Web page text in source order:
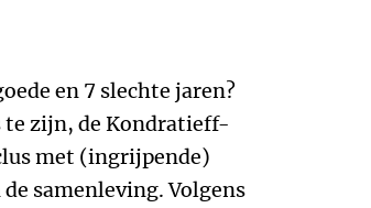
en 7 slechte jaren?
te zijn, de Kondratieff-
met (ingrijpende)
samenleving. Volgens